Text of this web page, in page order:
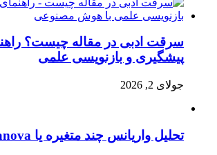
سرقت ادبی در مقاله چیست؟
پیشگیری و بازنویسی علمی
جولای 2, 2026
تحلیل واریانس چند متغیره یا Manova